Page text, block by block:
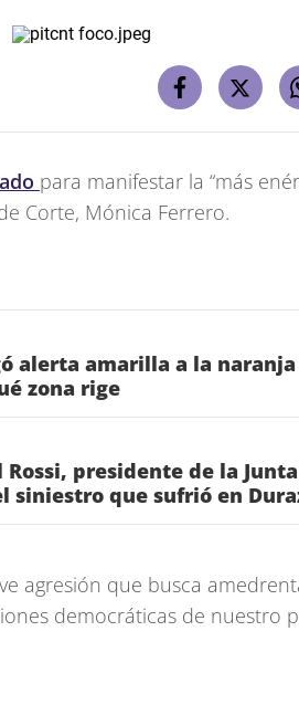
para manifestar la “más
Corte, Mónica Ferrero.
alerta amarilla a la
zona rige
presidente de la
siniestro que sufrió en
agresión que busca
democráticas de nuestro